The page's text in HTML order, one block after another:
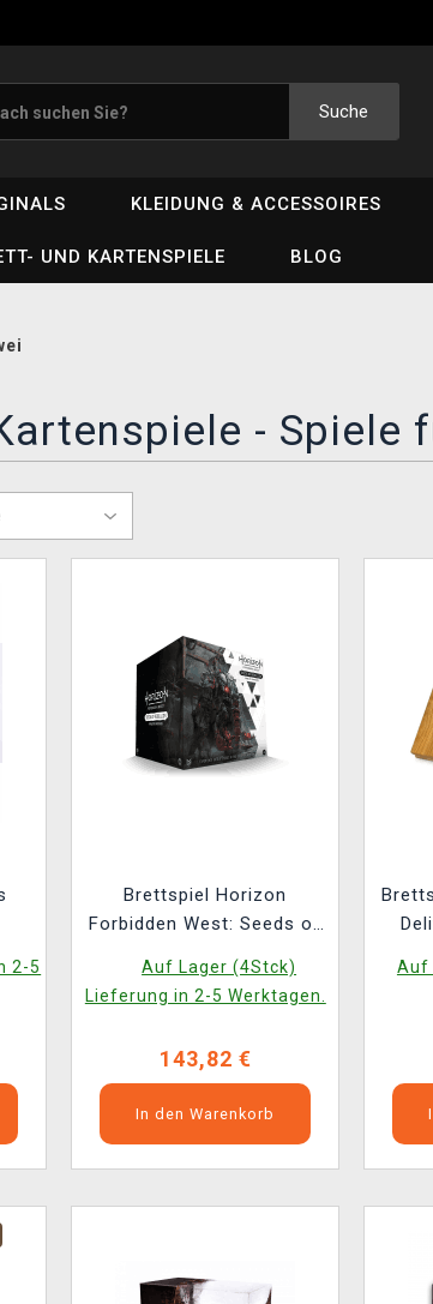
Suche
KLEIDUNG & ACCESSOIRES
UND KARTENSPIELE BLOG
- Spiele
2-5
Brettspiel Horizon
Forbidden West: Seeds of
Auf Lager (4Stck)
Lieferung in 2-5 Werktagen.
143,82 €
In den Warenkorb
Auf